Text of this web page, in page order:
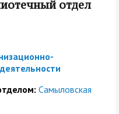
отдел
Самыловская